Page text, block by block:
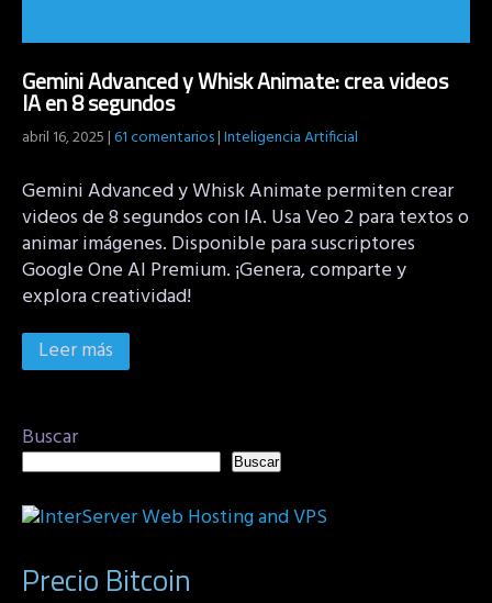
Gemini Advanced y Whisk Animate: crea videos
IA en 8 segundos
abril 16, 2025|61 comentarios|Inteligencia Artificial
Gemini Advanced y Whisk Animate permiten crear
videos de 8 segundos con IA. Usa Veo 2 para textos o
animar imágenes. Disponible para suscriptores
Google One AI Premium. ¡Genera, comparte y
explora creatividad!
Leer más
Buscar
Buscar
Precio Bitcoin